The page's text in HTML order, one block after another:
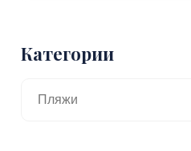
Расположение Гёмеча вдоль
водными видами спорта и
Категории
Пляжи